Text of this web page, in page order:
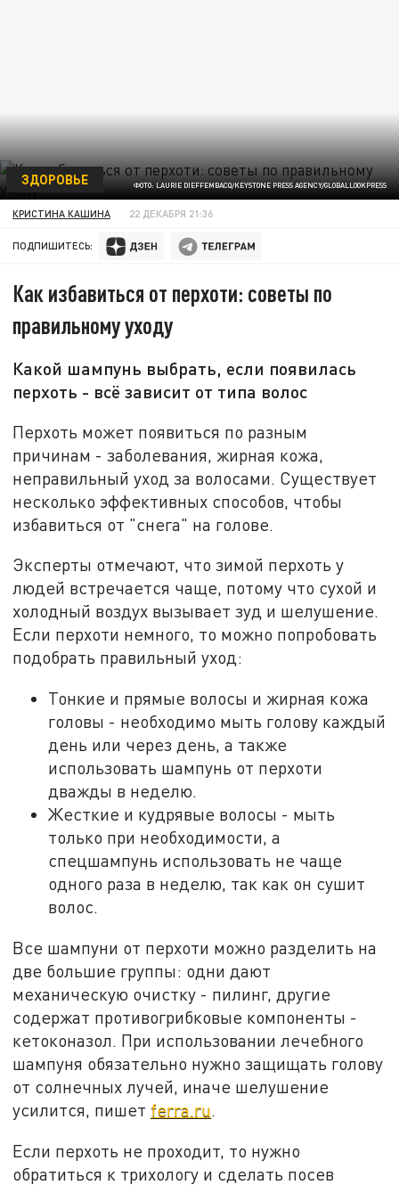
ФОТО: LAURIE DIEFFEMBACQ/KEYSTONE PRESS AGENCY/GLOBALLOOKPRESS
ЗДОРОВЬЕ
КРИСТИНА КАШИНА 22 ДЕКАБРЯ 21:36
ПОДПИШИТЕСЬ:
Как избавиться от перхоти: советы по
правильному уходу
Какой шампунь выбрать, если появилась
перхоть - всё зависит от типа волос
Перхоть может появиться по разным
причинам - заболевания, жирная кожа,
неправильный уход за волосами. Существует
несколько эффективных способов, чтобы
избавиться от "снега" на голове.
Эксперты отмечают, что зимой перхоть у
людей встречается чаще, потому что сухой и
холодный воздух вызывает зуд и шелушение.
Если перхоти немного, то можно попробовать
подобрать правильный уход:
Тонкие и прямые волосы и жирная кожа
головы - необходимо мыть голову каждый
день или через день, а также
использовать шампунь от перхоти
дважды в неделю.
Жесткие и кудрявые волосы - мыть
только при необходимости, а
спецшампунь использовать не чаще
одного раза в неделю, так как он сушит
волос.
Все шампуни от перхоти можно разделить на
две большие группы: одни дают
механическую очистку - пилинг, другие
содержат противогрибковые компоненты -
кетоконазол. При использовании лечебного
шампуня обязательно нужно защищать голову
от солнечных лучей, иначе шелушение
усилится, пишет ferra.ru.
Если перхоть не проходит, то нужно
обратиться к трихологу и сделать посев